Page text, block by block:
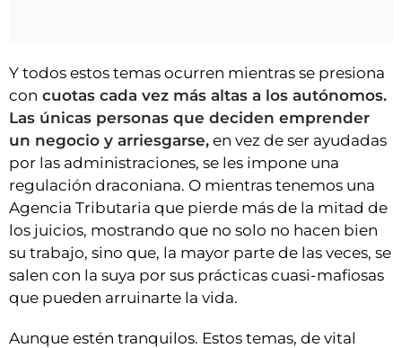
Y todos estos temas ocurren mientras se presiona
con cuotas cada vez más altas a los autónomos.
Las únicas personas que deciden emprender
un negocio y arriesgarse, en vez de ser ayudadas
por las administraciones, se les impone una
regulación draconiana. O mientras tenemos una
Agencia Tributaria que pierde más de la mitad de
los juicios, mostrando que no solo no hacen bien
su trabajo, sino que, la mayor parte de las veces, se
salen con la suya por sus prácticas cuasi-mafiosas
que pueden arruinarte la vida.
Aunque estén tranquilos. Estos temas, de vital